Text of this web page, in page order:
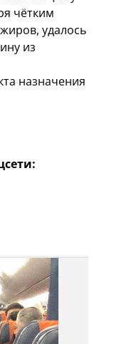
чётким
удалось
из
назначения